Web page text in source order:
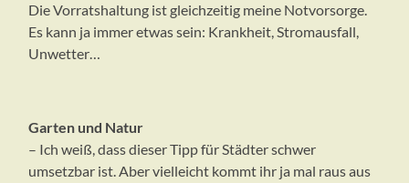
Die Vorratshaltung ist gleichzeitig meine Notvorsorge.
Es kann ja immer etwas sein: Krankheit, Stromausfall,
Unwetter…
Garten und Natur
– Ich weiß, dass dieser Tipp für Städter schwer
umsetzbar ist. Aber vielleicht kommt ihr ja mal raus aus